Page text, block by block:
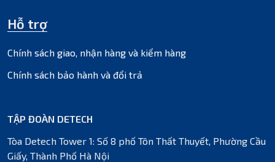
Hỗ trợ
Chính sách giao, nhận hàng và kiểm hàng
Chính sách bảo hành và đổi trả
TẬP ĐOÀN DETECH
Tòa Detech Tower 1: Số 8 phố Tôn Thất Thuyết, Phường Cầu
Giấy, Thành Phố Hà Nội